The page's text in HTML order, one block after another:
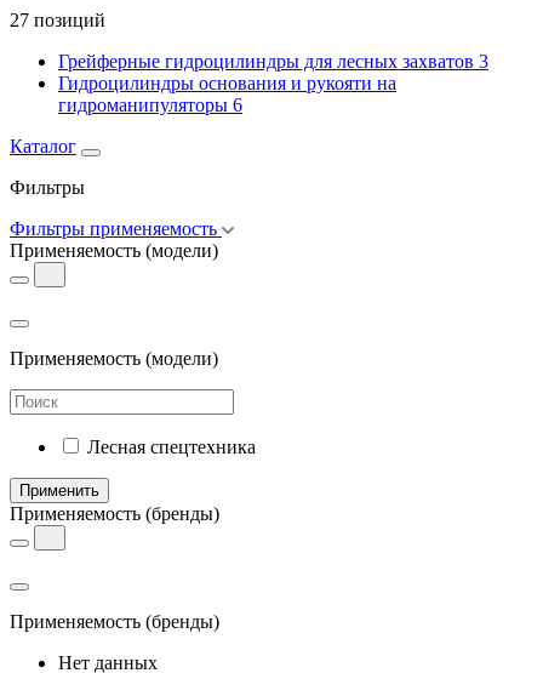
27 позиций
Грейферные гидроцилиндры для лесных захватов 3
Гидроцилиндры основания и рукояти на
гидроманипуляторы 6
Каталог
Фильтры
Фильтры применяемость
Применяемость (модели)
Применяемость (модели)
Лесная спецтехника
Применить
Применяемость (бренды)
Применяемость (бренды)
Нет данных